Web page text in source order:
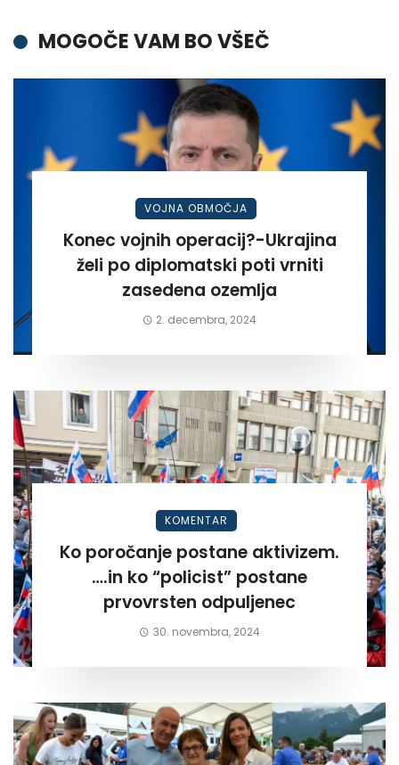
MOGOČE VAM BO VŠEČ
VOJNA OBMOČJA
Konec vojnih operacij?-Ukrajina
želi po diplomatski poti vrniti
zasedena ozemlja
2. decembra, 2024
KOMENTAR
Ko poročanje postane aktivizem.
….in ko “policist” postane
prvovrsten odpuljenec
30. novembra, 2024